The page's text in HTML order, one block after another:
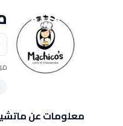
معلومات عن